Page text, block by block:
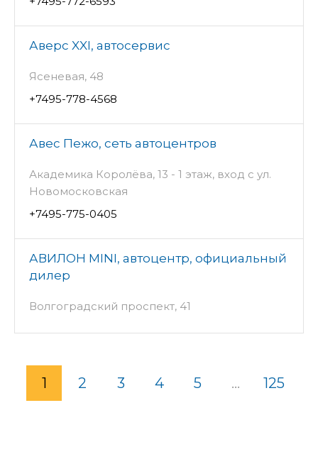
Аверс XXI, автосервис
Ясеневая, 48
+7495-778-4568
Авес Пежо, сеть автоцентров
Академика Королёва, 13 - 1 этаж, вход с ул.
Новомосковская
+7495-775-0405
АВИЛОН MINI, автоцентр, официальный
дилер
Волгоградский проспект, 41
1 2 3 4 5 ... 125